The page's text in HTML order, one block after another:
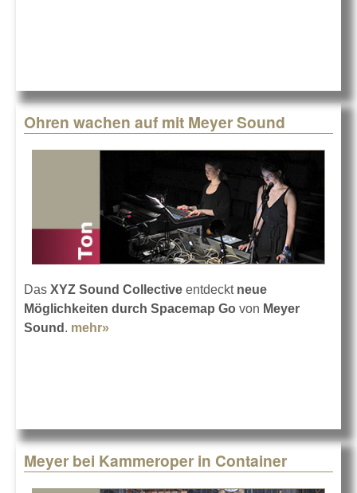
Ohren wachen auf mit Meyer Sound
Das XYZ Sound Collective entdeckt neue
Möglichkeiten durch Spacemap Go von Meyer
Sound . mehr»
Meyer bei Kammeroper in Container